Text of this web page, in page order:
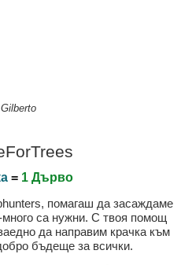
= 1 Дърво
помагаш да засаждаме
са нужни. С твоя помощ
да направим крачка към
бъдеще за всички.